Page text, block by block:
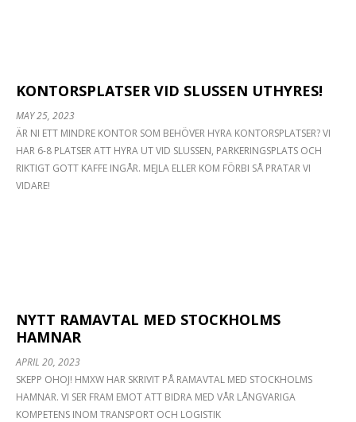
KONTORSPLATSER VID SLUSSEN UTHYRES!
MAY 25, 2023
ÄR NI ETT MINDRE KONTOR SOM BEHÖVER HYRA KONTORSPLATSER? VI
HAR 6-8 PLATSER ATT HYRA UT VID SLUSSEN, PARKERINGSPLATS OCH
RIKTIGT GOTT KAFFE INGÅR. MEJLA ELLER KOM FÖRBI SÅ PRATAR VI
VIDARE!
NYTT RAMAVTAL MED STOCKHOLMS
HAMNAR
APRIL 20, 2023
SKEPP OHOJ! HMXW HAR SKRIVIT PÅ RAMAVTAL MED STOCKHOLMS
HAMNAR. VI SER FRAM EMOT ATT BIDRA MED VÅR LÅNGVARIGA
KOMPETENS INOM TRANSPORT OCH LOGISTIK